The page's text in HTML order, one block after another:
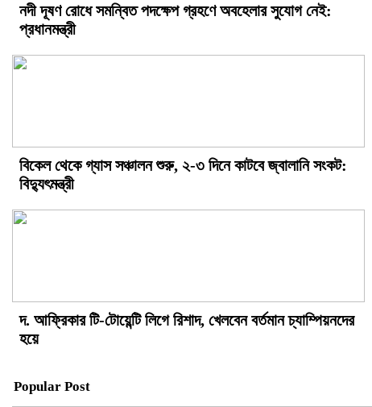
নদী দূষণ রোধে সমন্বিত পদক্ষেপ গ্রহণে অবহেলার সুযোগ নেই:
প্রধানমন্ত্রী
বিকেল থেকে গ্যাস সঞ্চালন শুরু, ২-৩ দিনে কাটবে জ্বালানি সংকট:
বিদ্যুৎমন্ত্রী
দ. আফ্রিকার টি-টোয়েন্টি লিগে রিশাদ, খেলবেন বর্তমান চ্যাম্পিয়নদের
হয়ে
Popular Post